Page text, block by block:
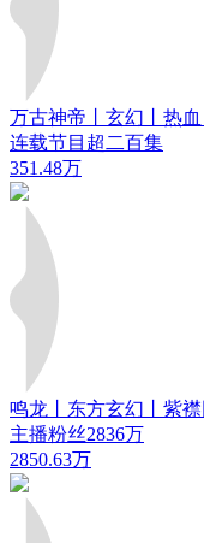
万古神帝丨玄幻丨热
连载节目超二百集
351.48万
鸣龙丨东方玄幻丨紫
主播粉丝2836万
2850.63万